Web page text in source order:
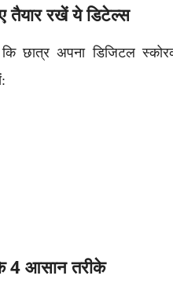
तैयार रखें ये डिटेल्स
छात्र अपना डिजिटल
4 आसान तरीके